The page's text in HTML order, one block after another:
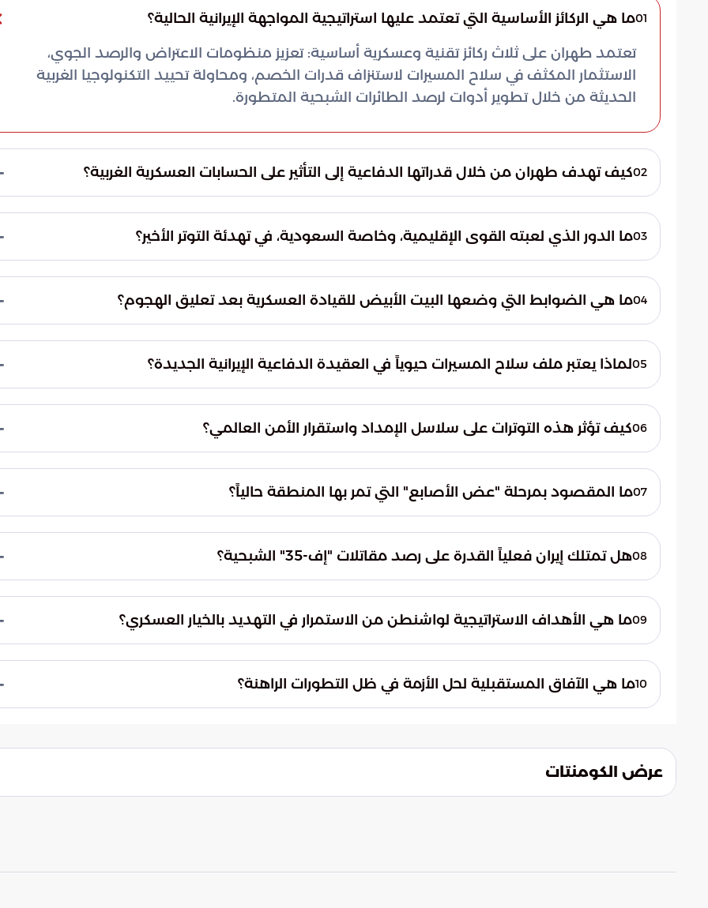
01ما هي الركائز الأساسية التي تعتمد عليها استراتيجية المواجهة الإيرانية الحالية؟
تعتمد طهران على ثلاث ركائز تقنية وعسكرية أساسية: تعزيز منظومات الاعتراض والرصد الجوي،
الاستثمار المكثف في سلاح المسيرات لاستنزاف قدرات الخصم، ومحاولة تحييد التكنولوجيا الغربية
الحديثة من خلال تطوير أدوات لرصد الطائرات الشبحية المتطورة.
02كيف تهدف طهران من خلال قدراتها الدفاعية إلى التأثير على الحسابات العسكرية الغربية؟
المخططين العسكريين الغربيّين، وكسر التفوق الجوي النوعي عبر رفع الكلفة المادية واللوجستية لأي
تدخل عسكري محتمل ضدهما.
03ما الدور الذي لعبته القوى الإقليمية، وخاصة السعودية، في تهدئة التوتر الأخير؟
الإدارة الأمريكية بضرورة منح المسار السياسي فرصة إضافية لتفادي تداعيات اقتصادية وأمنية كارثية
قد تؤثر على استقرار المنطقة والعالم.
04ما هي الضوابط التي وضعها البيت الأبيض للقيادة العسكرية بعد تعليق الهجوم؟
الخيار العسكري بمدى استجابة طهران للمطالب الدولية، بالإضافة إلى تكثيف العمليات الاستخباراتية
لمراقبة التحركات الإيرانية الميدانية بشكل دقيق.
05لماذا يعتبر ملف سلاح المسيرات حيوياً في العقيدة الدفاعية الإيرانية الجديدة؟
الموارد الدفاعية للخصم وتعطيل فاعلية التفوق الجوي التقليدي، مما يمنح طهران قدرة أكبر على06كيف تؤثر هذه التوترات على سلاسل الإمداد واستقرار الأمن العالمي؟
الإمداد العالمية، نظراً للأهمية الجيوستراتيجية للمنطقة، مما يدفع القوى الكبرى والإقليمية للبحث
عن حلول دبلوماسية تمنع الانفجار الشامل.
07ما المقصود بمرحلة "عض الأصابع" التي تمر بها المنطقة حالياً؟
والضغوط العسكرية لانتزاع مكاسب سياسية، وتحسين شروط التفاوض دون الدخول في حرب شاملة،
حيث ينتظر كل طرف تراجع الآخر تحت الضغط.
08هل تمتلك إيران فعلياً القدرة على رصد مقاتلات "إف-35" الشبحية؟
القدرات لتقليل فاعلية عنصر المفاجأة الذي تعتمد عليه القوات الأمريكية، مما يعد جزءاً من حرب
نفسية وتقنية لإعادة توازن القوى.
09ما هي الأهداف الاستراتيجية لواشنطن من الاستمرار في التهديد بالخيار العسكري؟
بملفات الأمن الإقليمي، والحد من انتشارها العسكري، وضمان عدم تهديد المصالح الدولية والممرات
الملاحية في المنطقة.
10ما هي الآفاق المستقبلية لحل الأزمة في ظل التطورات الراهنة؟
مفاجئة أو سوء تقدير.
عرض الكومنتات